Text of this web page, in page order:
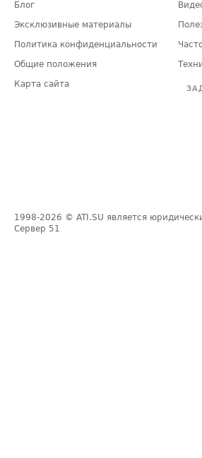
Блог
Эксклюзивные материалы
Политика конфиденциальности
Общие положения
Карта сайта
1998-2026 © ATI.SU является
Сервер 51